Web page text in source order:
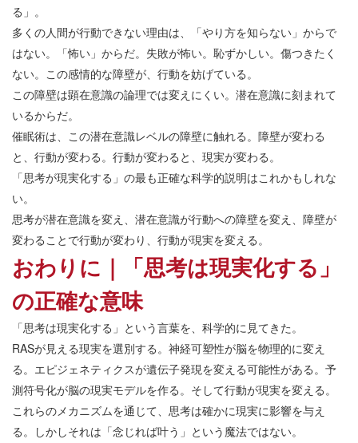
る」。
多くの人間が行動できない理由は、「やり方を知らない」からで
はない。「怖い」からだ。失敗が怖い。恥ずかしい。傷つきたく
ない。この感情的な障壁が、行動を妨げている。
この障壁は顕在意識の論理では変えにくい。潜在意識に刻まれて
いるからだ。
催眠術は、この潜在意識レベルの障壁に触れる。障壁が変わる
と、行動が変わる。行動が変わると、現実が変わる。
「思考が現実化する」の最も正確な科学的説明はこれかもしれな
い。
思考が潜在意識を変え、潜在意識が行動への障壁を変え、障壁が
変わることで行動が変わり、行動が現実を変える。
おわりに｜「思考は現実化する」
の正確な意味
「思考は現実化する」という言葉を、科学的に見てきた。
RASが見える現実を選別する。神経可塑性が脳を物理的に変え
る。エピジェネティクスが遺伝子発現を変える可能性がある。予
測符号化が脳の現実モデルを作る。そして行動が現実を変える。
これらのメカニズムを通じて、思考は確かに現実に影響を与え
る。しかしそれは「念じれば叶う」という魔法ではない。